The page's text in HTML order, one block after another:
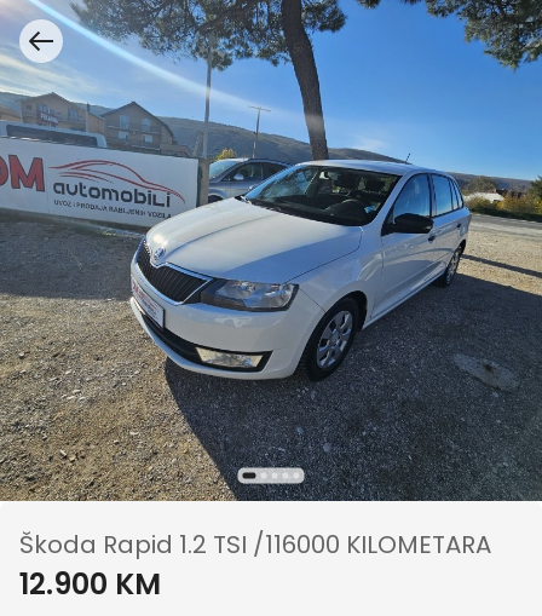
Škoda Rapid 1.2 TSI /116000 KILOMETARA
12.900 KM